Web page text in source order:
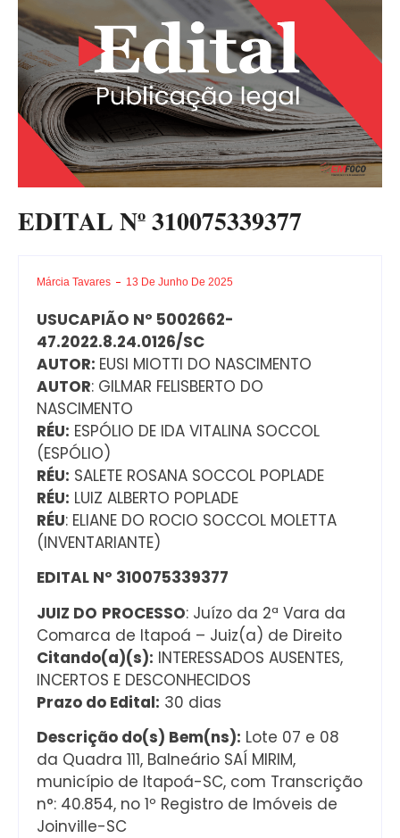
EDITAL Nº 310075339377
Márcia Tavares 13 De Junho De 2025
USUCAPIÃO Nº 5002662-
47.2022.8.24.0126/SC
AUTOR: EUSI MIOTTI DO NASCIMENTO
AUTOR: GILMAR FELISBERTO DO
NASCIMENTO
RÉU: ESPÓLIO DE IDA VITALINA SOCCOL
(ESPÓLIO)
RÉU: SALETE ROSANA SOCCOL POPLADE
RÉU: LUIZ ALBERTO POPLADE
RÉU: ELIANE DO ROCIO SOCCOL MOLETTA
(INVENTARIANTE)
EDITAL Nº 310075339377
JUIZ DO PROCESSO: Juízo da 2ª Vara da
Comarca de Itapoá – Juiz(a) de Direito
Citando(a)(s): INTERESSADOS AUSENTES,
INCERTOS E DESCONHECIDOS
Prazo do Edital: 30 dias
Descrição do(s) Bem(ns): Lote 07 e 08
da Quadra 111, Balneário SAÍ MIRIM,
município de Itapoá-SC, com Transcrição
n°: 40.854, no 1º Registro de Imóveis de
Joinville-SC